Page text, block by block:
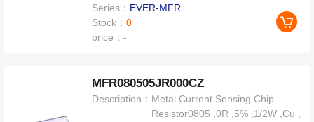
Series： EVER-MFR
Stock：0
price：-
MFR080505JR000CZ
Description： Metal Current Sensing Chip
Resistor0805 ,0R ,5% ,1/2W ,Cu ,